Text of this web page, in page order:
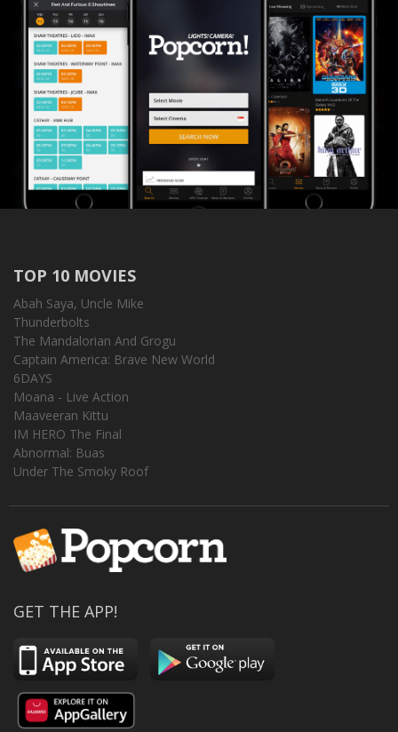
TOP 10 MOVIES
Abah Saya, Uncle Mike
Thunderbolts
The Mandalorian And Grogu
Captain America: Brave New World
6DAYS
Moana - Live Action
Maaveeran Kittu
IM HERO The Final
Abnormal: Buas
Under The Smoky Roof
GET THE APP!